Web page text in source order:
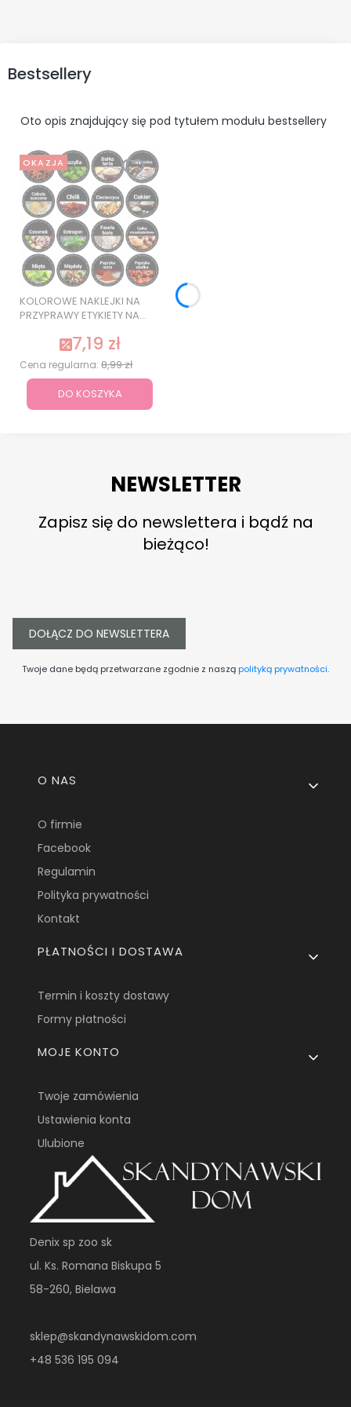
Bestsellery
Oto opis znajdujący się pod tytułem modułu bestsellery
OKAZJA
KOLOROWE NAKLEJKI NA
PRZYPRAWY ETYKIETY NA
JAKOŚĆ
7,19 zł
Cena regularna: 8,99 zł
DO KOSZYKA
NEWSLETTER
Zapisz się do newslettera i bądź na
bieżąco!
DOŁĄCZ DO NEWSLETTERA
Twoje dane będą przetwarzane zgodnie z nasząpolityką prywatności.
Linki w stopce
O NAS
O firmie
Facebook
Regulamin
Polityka prywatności
Kontakt
PŁATNOŚCI I DOSTAWA
Termin i koszty dostawy
Formy płatności
MOJE KONTO
Twoje zamówienia
Ustawienia konta
Ulubione
Denix sp zoo sk
ul. Ks. Romana Biskupa 5
58-260, Bielawa
sklep@skandynawskidom.com
+48 536 195 094